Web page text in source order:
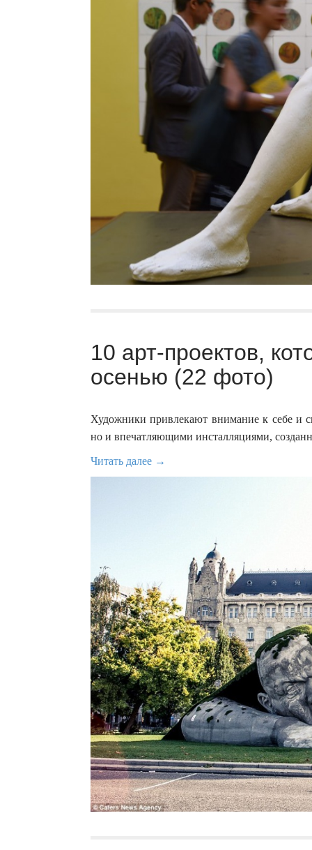
10 арт-проектов,
осенью (22 фото)
Художники привлекают внимание к себе и
но и впечатляющими инсталляциями,
Читать далее →